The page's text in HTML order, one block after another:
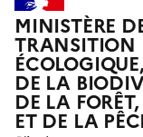
MINISTÈRE
TRANSITION
ÉCOLOGIQUE,
DE LA
DE LA
ET DE LA